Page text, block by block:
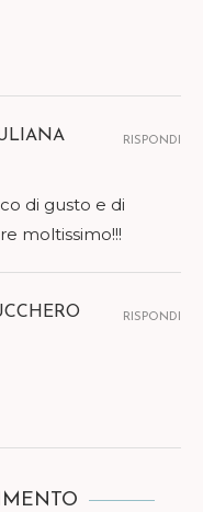
di gusto e di
moltissimo!!!
RISPONDI
RISPONDI